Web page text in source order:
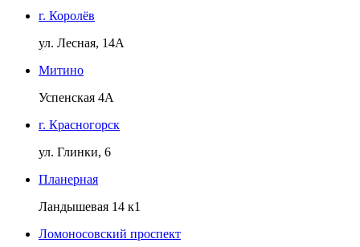
г. Королёв
ул. Лесная, 14А
Митино
Успенская 4А
г. Красногорск
ул. Глинки, 6
Планерная
Ландышевая 14 к1
Ломоносовский проспект